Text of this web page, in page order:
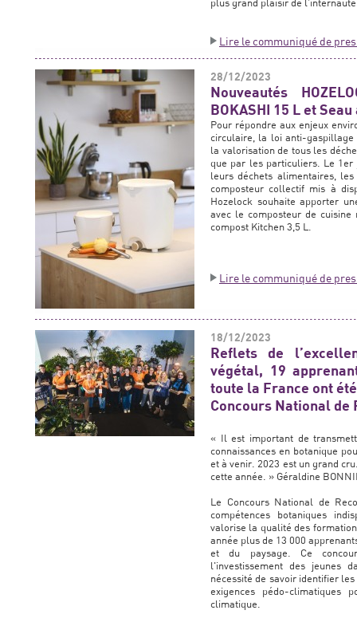
Lire le communiqué de
28/12/2023
Nouveautés
BOKASHI 15 L et
Pour répondre aux enjeux
circulaire, la loi anti-
la valorisation de tous les
que par les particuliers. Le 1er
leurs déchets alimentaires,
composteur collectif mis à
Hozelock souhaite apporter
avec le composteur de
compost Kitchen 3,5 L.
Lire le communiqué de
18/12/2023
Reflets de
végétal, 19
toute la France ont
Concours National de
« Il est important de
connaissances en botanique
et à venir. 2023 est un grand
cette année. » Géraldine
Le Concours National de
compétences botaniques
valorise la qualité des
année plus de 13 000
et du paysage. Ce
l'investissement des jeunes
nécessité de savoir identifier
exigences pédo-climatiques
climatique.